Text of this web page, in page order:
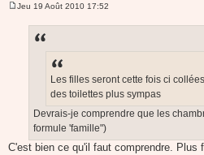
Jeu 19 Août 2010 17:52
Les filles seront cette fois ci
des toilettes plus sympas
Devrais-je comprendre que les
formule 'famille")
C'est bien ce qu'il faut comprendre. Plus